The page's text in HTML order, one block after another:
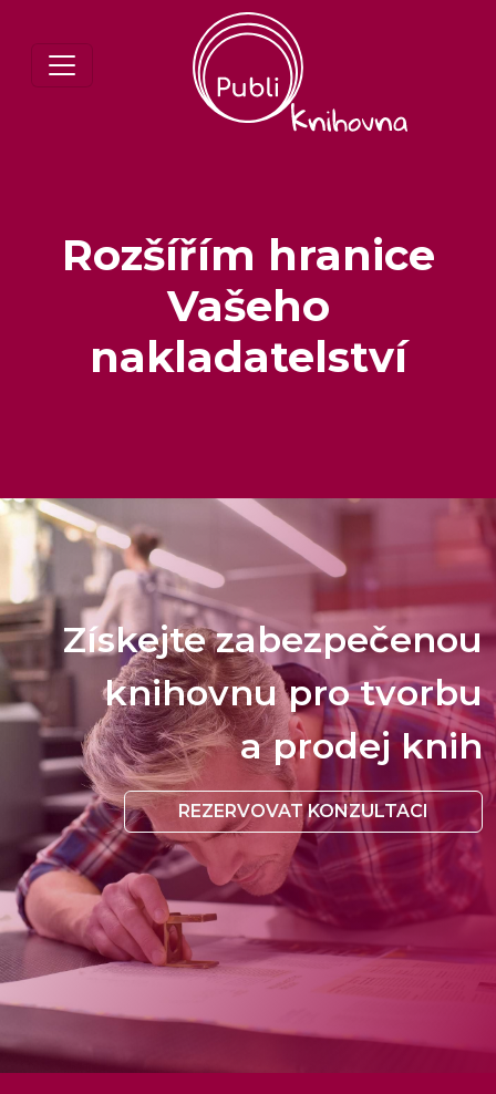
Rozšířím hranice
Vašeho
nakladatelství
Získejte zabezpečenou
knihovnu pro tvorbu
a prodej knih
REZERVOVAT KONZULTACI